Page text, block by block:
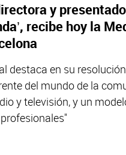
y
recibe hoy la
destaca en su
del mundo de la
y televisión, y un